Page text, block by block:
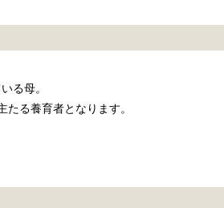
る母。
る養育者となります。